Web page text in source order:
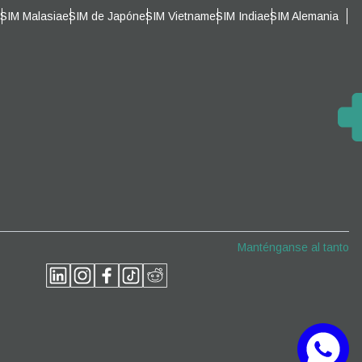
MalasiaeSIM de JapóneSIM VietnameSIM IndiaeSIM Alemania
Manténganse al tanto